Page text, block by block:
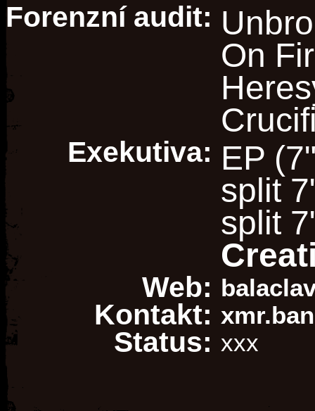
Forenzní audit:
On
Exekutiva: EP
split
split
Web:
Kontakt:
Status: xxx